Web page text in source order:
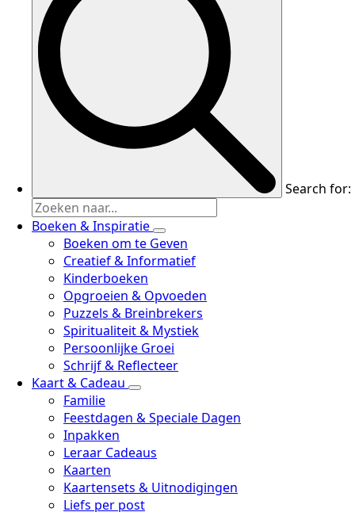
Search for:
Boeken & Inspiratie
Boeken om te Geven
Creatief & Informatief
Kinderboeken
Opgroeien & Opvoeden
Puzzels & Breinbrekers
Spiritualiteit & Mystiek
Persoonlijke Groei
Schrijf & Reflecteer
Kaart & Cadeau
Familie
Feestdagen & Speciale Dagen
Inpakken
Leraar Cadeaus
Kaarten
Kaartensets & Uitnodigingen
Liefs per post